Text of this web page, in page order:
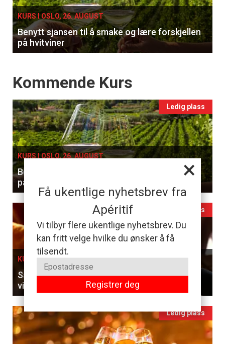
×
Få ukentlige nyhetsbrev fra
Apéritif
Vi tilbyr flere ukentlige nyhetsbrev. Du
kan fritt velge hvilke du ønsker å få
tilsendt.
Registrer deg
KURS I OSLO, 26. AUGUST
Benytt sjansen til å smake og lære forskjellen
på hvitviner
Events
Kommende Kurs
Ledig plass
KURS I OSLO, 26. AUGUST
Benytt sjansen til å smake og lære forskjellen
på hvitviner
Ledig plass
KURS I OSLO, 27. AUGUST
Sammenlign franske klassikere og ungarske
viner til en 5-retters meny
Ledig plass